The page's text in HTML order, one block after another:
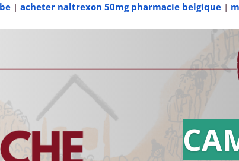
| acheter naltrexon 50mg pharmacie belgique |